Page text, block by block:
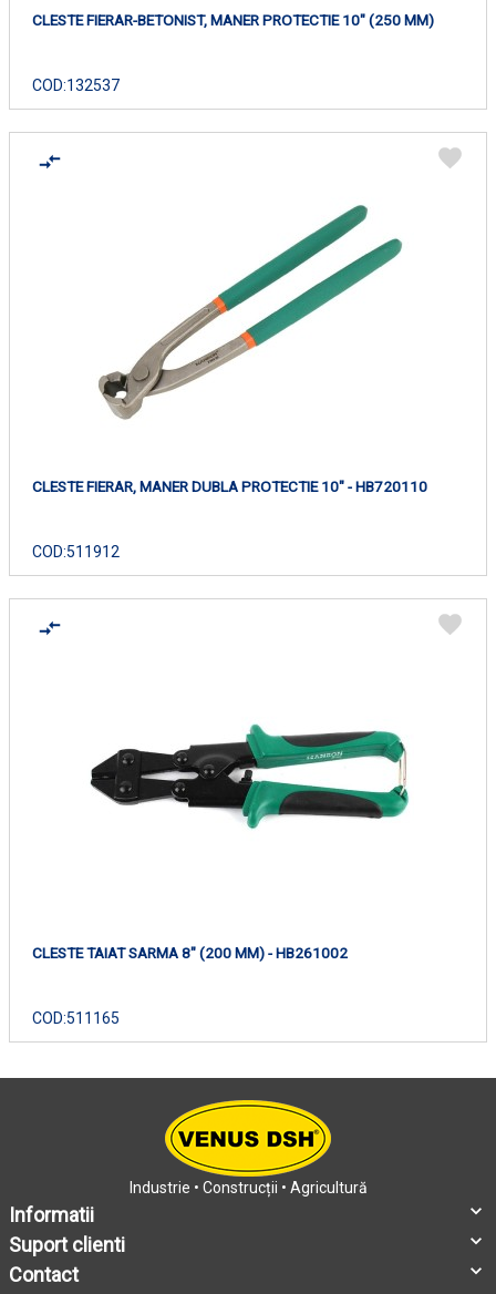
CLESTE FIERAR-BETONIST, MANER PROTECTIE 10" (250 MM)
COD:132537
CLESTE FIERAR, MANER DUBLA PROTECTIE 10" - HB720110
COD:511912
CLESTE TAIAT SARMA 8" (200 MM) - HB261002
COD:511165
Industrie • Construcții • Agricultură
Informatii
Suport clienti
Contact